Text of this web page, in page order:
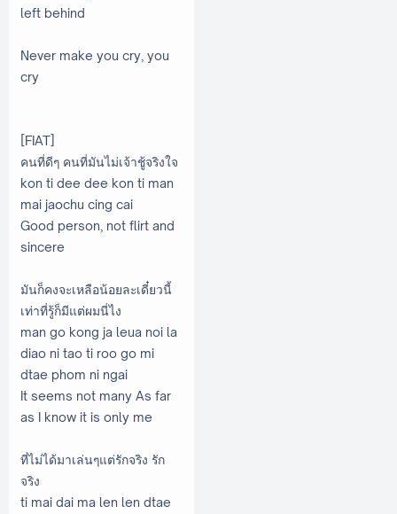
left behind
Never make you cry, you
cry
[FIAT]
คนที่ดีๆ คนที่มันไม่เจ้าชู้จริงใจ
kon ti dee dee kon ti man
mai jaochu cing cai
Good person, not flirt and
sincere
มันก็คงจะเหลือน้อยละเดี๋ยวนี้
เท่าที่รู้ก็มีแต่ผมนี่ไง
man go kong ja leua noi la
diao ni tao ti roo go mi
dtae phom ni ngai
It seems not many As far
as I know it is only me
ที่ไม่ได้มาเล่นๆแต่รักจริง รัก
จริง
ti mai dai ma len len dtae